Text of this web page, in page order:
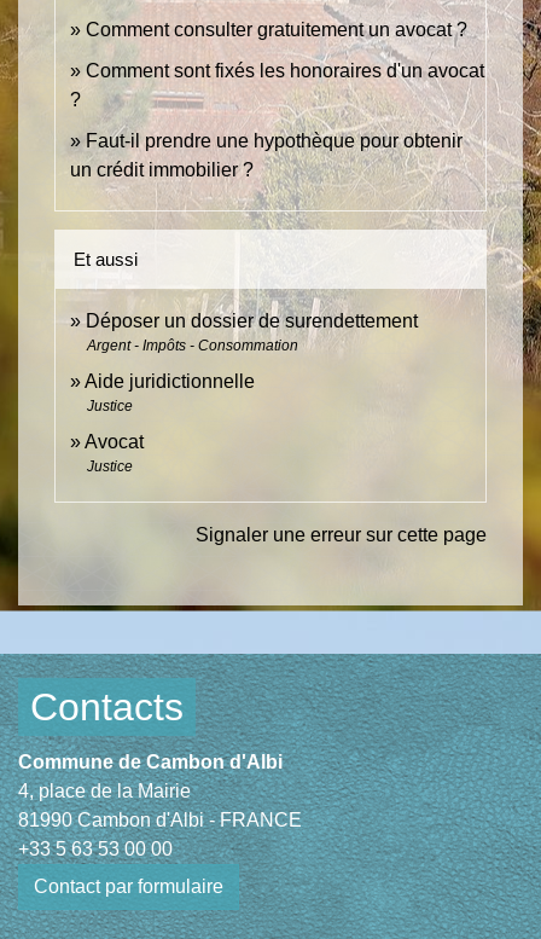
Comment consulter gratuitement un avocat ?
Comment sont fixés les honoraires d'un avocat
?
Faut-il prendre une hypothèque pour obtenir
un crédit immobilier ?
Et aussi
Déposer un dossier de surendettement
Argent - Impôts - Consommation
Aide juridictionnelle
Justice
Avocat
Justice
Signaler une erreur sur cette page
Contacts
Commune de Cambon d'Albi
4, place de la Mairie
81990 Cambon d'Albi - FRANCE
+33 5 63 53 00 00
Contact par formulaire